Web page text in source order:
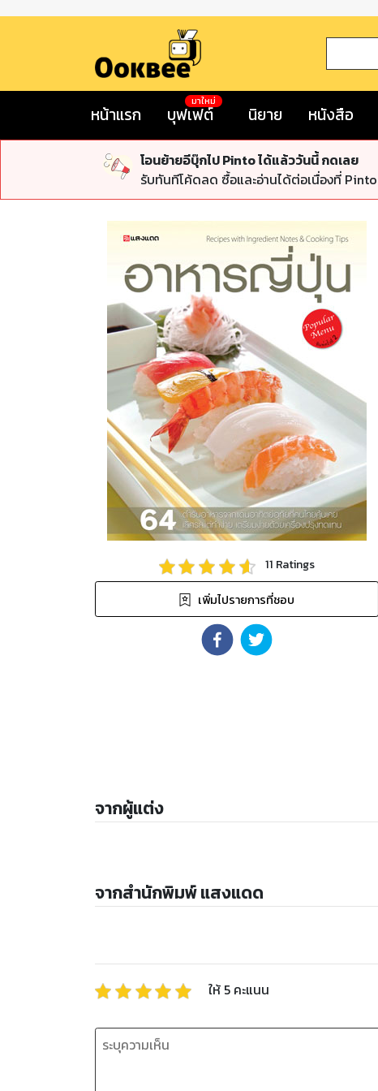
หน้าแรก บุฟเฟต์
มาใหม่
นิยาย หนังสือ
โอนย้ายอีบุ๊กไป Pinto ได้แล้ววันนี้ กดเลย
รับทันทีโค้ดลด ซื้อและอ่านได้ต่อเนื่องที่ Pinto
11 Ratings
เพิ่มไปรายการที่ชอบ
จากผู้แต่ง
จากสำนักพิมพ์ แสงแดด
ให้ 5 คะแนน